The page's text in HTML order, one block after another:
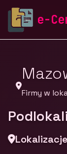
e-
zlewozmywaki-
Firmy w
Lokalizacje